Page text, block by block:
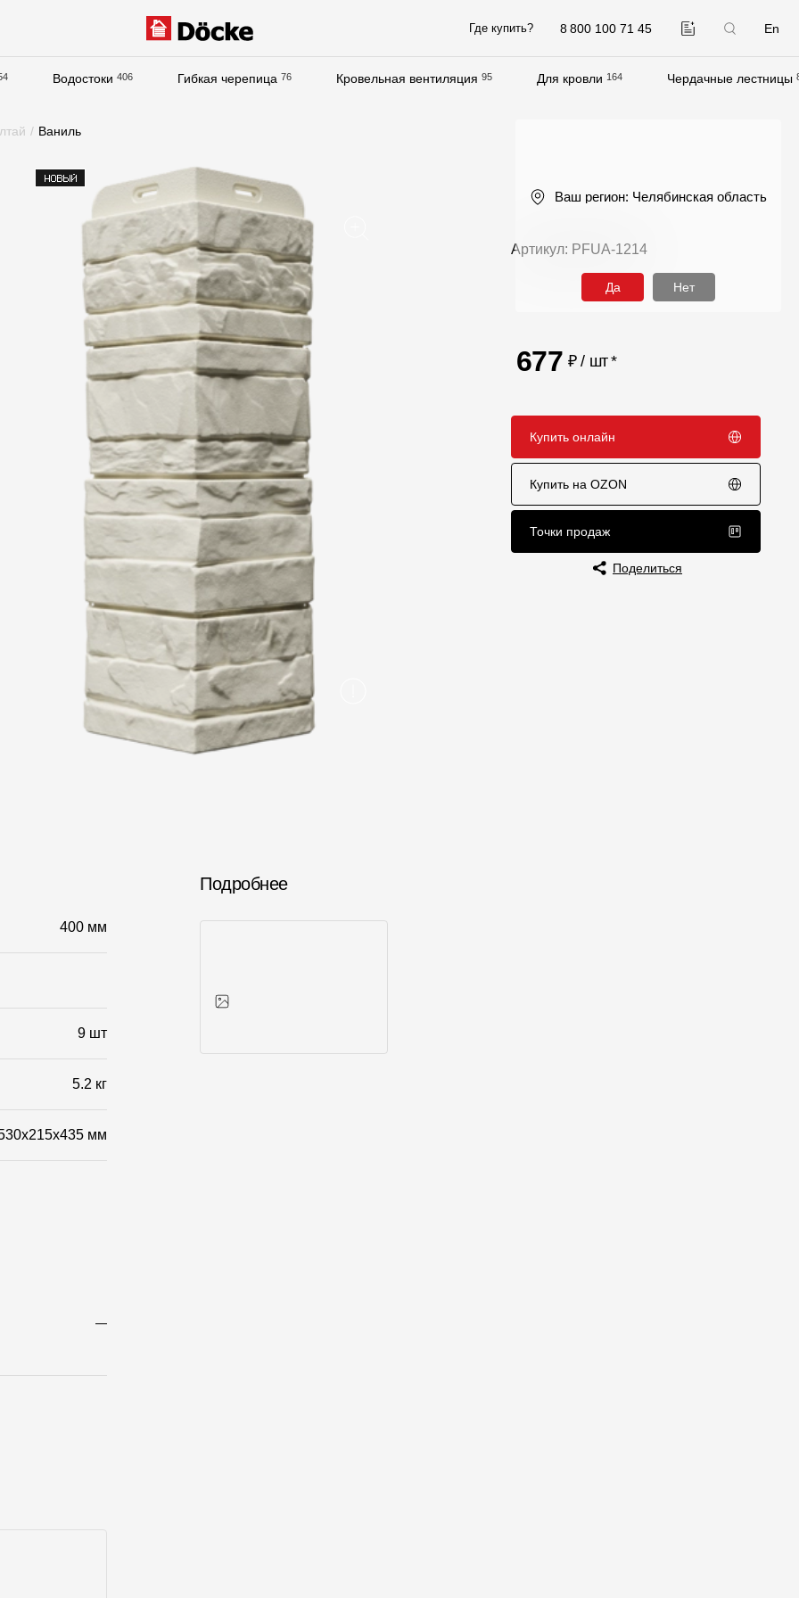
8 800 100 71 45 En
Где купить?
Водостоки 406 Гибкая черепица 76 Кровельная вентиляция 95 Для кровли 164 Чердачные лестницы
Инструкции по монтажу
Технические листы
Рекламные материалы
Сертификаты
Гарантии
Чертежи
Текстуры
Вопрос-ответ/Faq
Статьи
Сервисы
Конструктор
Калькулятор
Цены
Качество фасадов
Отправка рекламации
/ Ваниль
Артикул: PFUA-1214
677 ₽ / шт*
Купить онлайн
Купить на OZON
Точки продаж
Поделиться
400 мм
9 шт
5.2 кг
мм
Подробнее
Ваш регион: Челябинская область
Да Нет